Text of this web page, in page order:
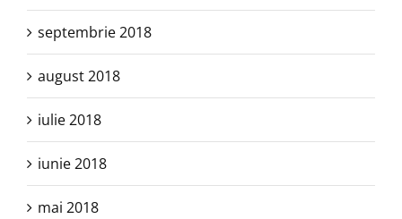
septembrie 2018
august 2018
iulie 2018
iunie 2018
mai 2018